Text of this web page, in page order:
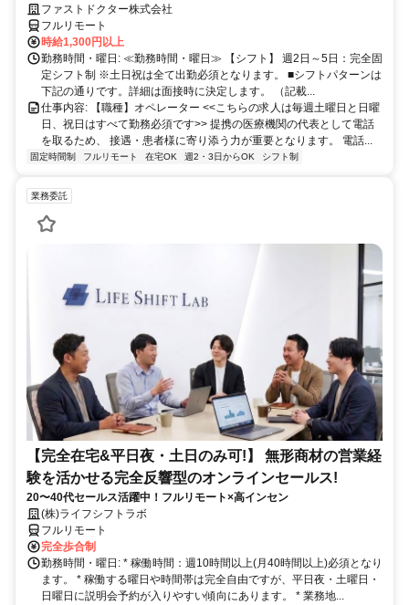
ファストドクター株式会社
フルリモート
時給1,300円以上
勤務時間・曜日: ≪勤務時間・曜日≫ 【シフト】 週2日～5日：完全固
定シフト制 ※土日祝は全て出勤必須となります。ㅤ ■シフトパターンは
下記の通りです。詳細は面接時に決定します。 （記載...
仕事内容: 【職種】オペレーター <<こちらの求人は毎週土曜日と日曜
日、祝日はすべて勤務必須です>> 提携の医療機関の代表として電話
を取るため、 接遇・患者様に寄り添う力が重要となります。 電話...
固定時間制 フルリモート 在宅OK 週2・3日からOK シフト制
業務委託
【完全在宅&平日夜・土日のみ可!】 無形商材の営業経
験を活かせる完全反響型のオンラインセールス!
20〜40代セールス活躍中！フルリモート×高インセン
(株)ライフシフトラボ
フルリモート
完全歩合制
勤務時間・曜日: * 稼働時間：週10時間以上(月40時間以上)必須となり
ます。 * 稼働する曜日や時間帯は完全自由ですが、平日夜・土曜日・
日曜日に説明会予約が入りやすい傾向にあります。 * 業務地...